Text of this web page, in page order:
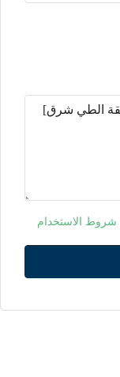
شروط الاستخدام